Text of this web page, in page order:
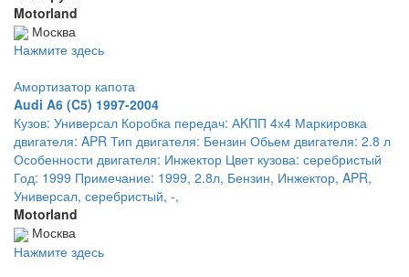
Motorland
Москва
Нажмите здесь
Амортизатор капота
Audi A6 (C5) 1997-2004
Кузов: Универсал Коробка передач: АKПП 4х4 Маркировка
двигателя: APR Тип двигателя: Бензин Обьем двигателя: 2.8 л
Особенности двигателя: Инжектор Цвет кузова: серебристый
Год: 1999 Примечание: 1999, 2.8л, Бензин, Инжектор, APR,
Универсал, серебристый, -,
Motorland
Москва
Нажмите здесь